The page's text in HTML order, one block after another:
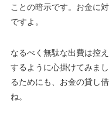
ことの暗示です。お金に
ですよ。
なるべく無駄な出費は控
するように心掛けてみま
るためにも、お金の貸し
ね。